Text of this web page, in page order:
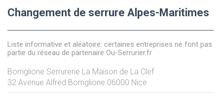
Changement de serrure Alpes-Maritimes
Liste informative et aléatoire: certaines entreprises ne font pas
partie du réseau de partenaire Ou-Serrurier.fr
Borriglione Serrurerie La Maison de La Clef
32 Avenue Alfred Borriglione 06000 Nice